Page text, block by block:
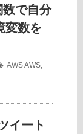
で自分
変数を
AWSAWS,
イート